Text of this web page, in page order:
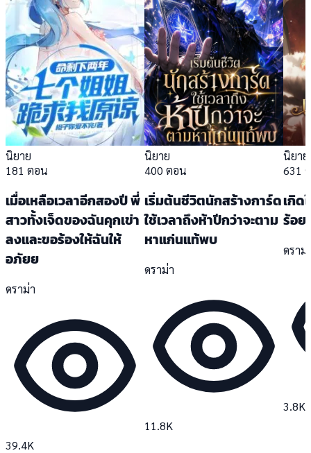
นิยาย
181 ตอน
เมื่อเหลือเวลาอีกสองปี พี่
สาวทั้งเจ็ดของฉันคุกเข่า
ลงและขอร้องให้ฉันให้
อภัยย
ดราม่า
39.4K
นิยาย
400 ตอน
เริ่มต้นชีวิตนักสร้างการ์ด
ใช้เวลาถึงห้าปีกว่าจะตาม
หาแก่นแท้พบ
ดราม่า
11.8K
นิยาย
631
เกิด
ร้อย
ดราม่
3.8K